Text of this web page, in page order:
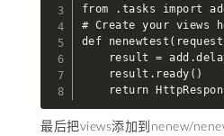
from .tasks import
# Create your views
def
result =
    result.ready()
return
最后把views添加到nenew/